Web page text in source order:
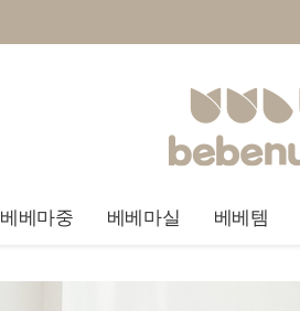
베베마중 베베마실 베베템